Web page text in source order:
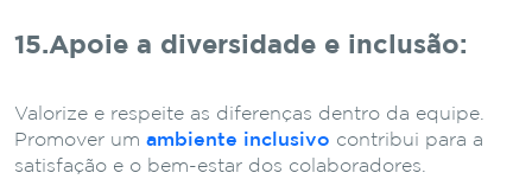
15.Apoie a diversidade e inclusão:
Valorize e respeite as diferenças dentro da equipe.
Promover um ambiente inclusivo contribui para a
satisfação e o bem-estar dos colaboradores.